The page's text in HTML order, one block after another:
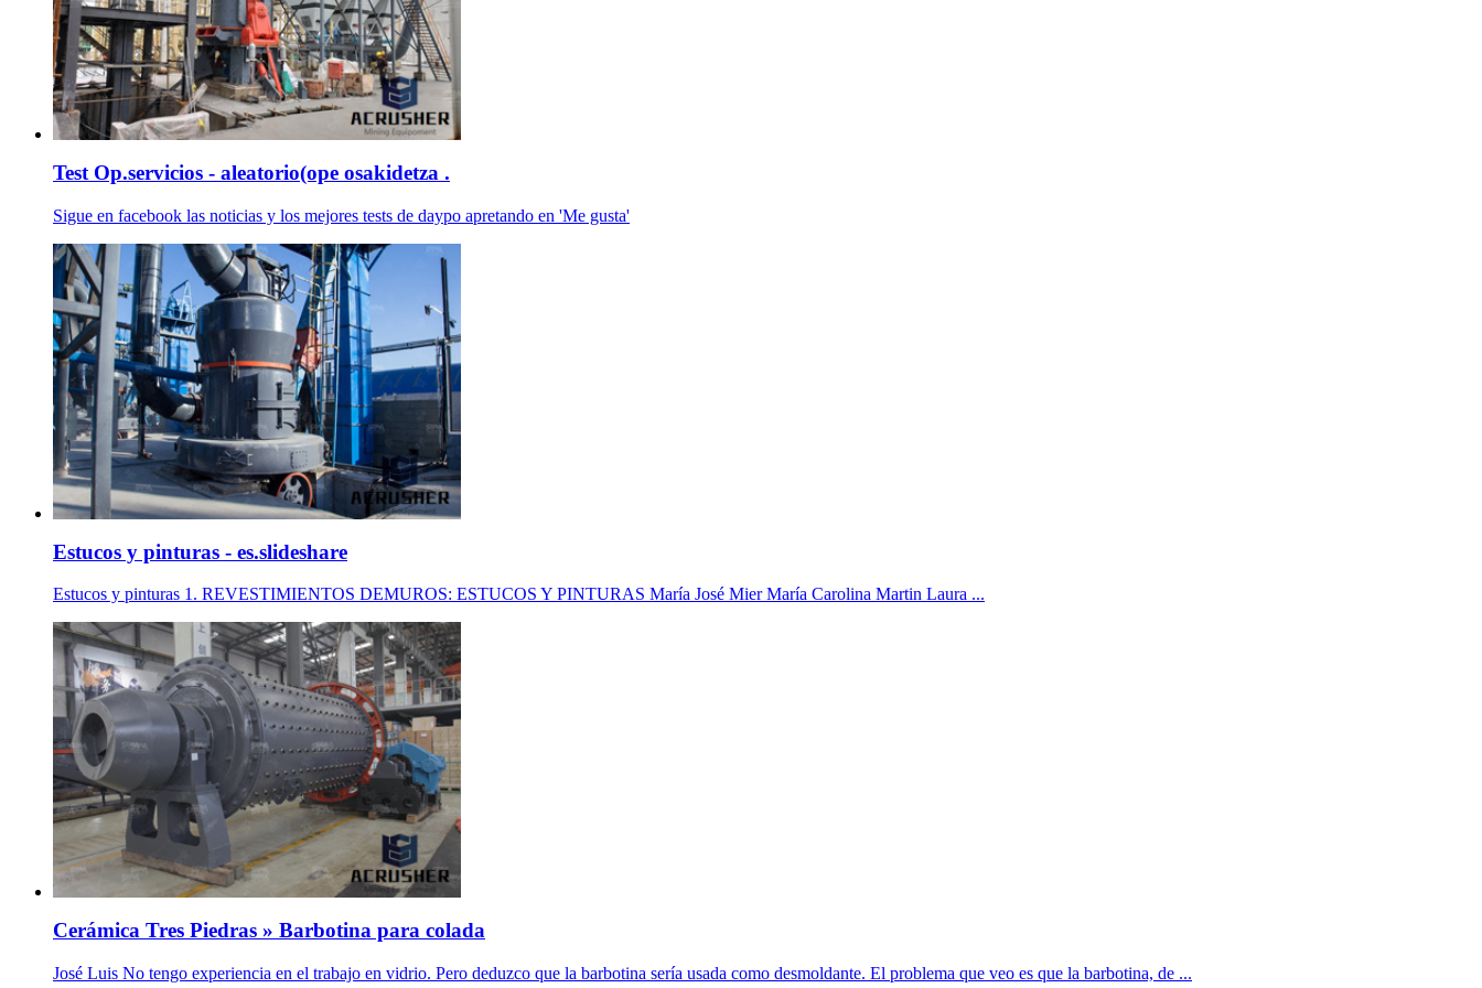
Test Op.servicios - aleatorio(ope osakidetza .
Sigue en facebook las noticias y los mejores tests de daypo apretando en 'Me gusta'
Estucos y pinturas - es.slideshare
Estucos y pinturas 1. REVESTIMIENTOS DEMUROS: ESTUCOS Y PINTURAS María José Mier María Carolina Martin Laura ...
Cerámica Tres Piedras » Barbotina para colada
José Luis No tengo experiencia en el trabajo en vidrio. Pero deduzco que la barbotina sería usada como desmoldante. El problema que veo es que la barbotina, de ...